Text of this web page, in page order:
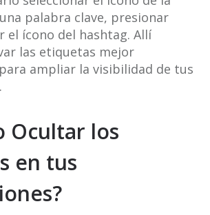
palabra clave, presionar
el ícono del hashtag. Allí
las etiquetas mejor
ampliar la visibilidad de tus
Ocultar los
en tus